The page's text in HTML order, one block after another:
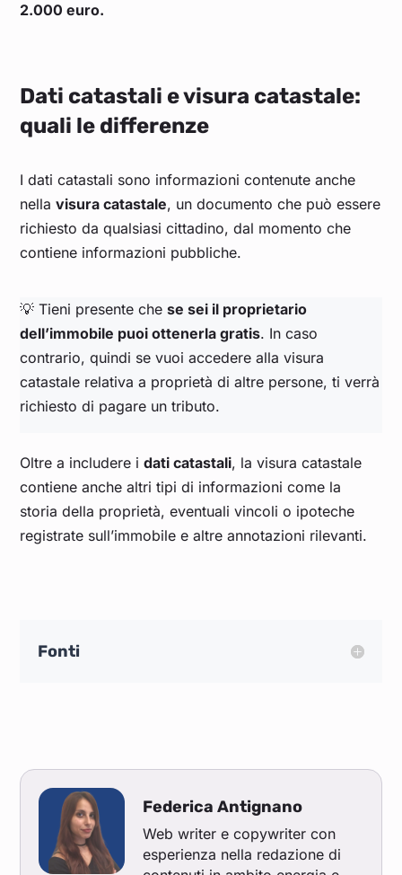
2.000 euro.
Dati catastali e visura catastale:
quali le differenze
I dati catastali sono informazioni contenute anche
nellavisura catastale, un documento che può essere
richiesto da qualsiasi cittadino, dal momento che
contiene informazioni pubbliche.
💡 Tieni presente chese sei il proprietario
dell’immobile puoi ottenerla gratis. In caso
contrario, quindi se vuoi accedere alla visura
catastale relativa a proprietà di altre persone, ti verrà
richiesto di pagare un tributo.
Oltre a includere idati catastali, la visura catastale
contiene anche altri tipi di informazioni come la
storia della proprietà, eventuali vincoli o ipoteche
registrate sull’immobile e altre annotazioni rilevanti.
Fonti
Federica Antignano
Web writer e copywriter con
esperienza nella redazione di